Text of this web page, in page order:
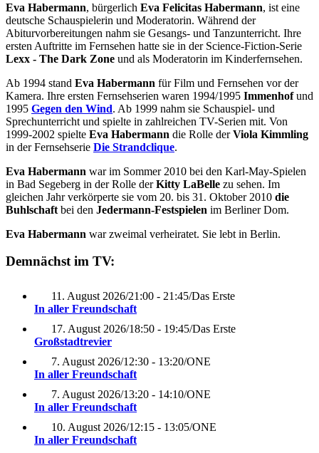
Eva Habermann, bürgerlich Eva Felicitas Habermann, ist eine
deutsche Schauspielerin und Moderatorin. Während der
Abiturvorbereitungen nahm sie Gesangs- und Tanzunterricht. Ihre
ersten Auftritte im Fernsehen hatte sie in der Science-Fiction-Serie
Lexx - The Dark Zone und als Moderatorin im Kinderfernsehen.
Ab 1994 stand Eva Habermann für Film und Fernsehen vor der
Kamera. Ihre ersten Fernsehserien waren 1994/1995 Immenhofund
1995 Gegen den Wind. Ab 1999 nahm sie Schauspiel- und
Sprechunterricht und spielte in zahlreichen TV-Serien mit. Von
1999-2002 spielte Eva Habermann die Rolle derViola Kimmling
in der Fernsehserie Die Strandclique.
Eva Habermann war im Sommer 2010 bei den Karl-May-Spielen
in Bad Segeberg in der Rolle derKitty LaBelle zu sehen. Im
gleichen Jahr verkörperte sie vom 20. bis 31. Oktober 2010 die
Buhlschaft bei den Jedermann-Festspielen im Berliner Dom.
Eva Habermann war zweimal verheiratet. Sie lebt in Berlin.
Demnächst im TV:
11. August 2026/21:00 - 21:45/Das Erste
In aller Freundschaft
17. August 2026/18:50 - 19:45/Das Erste
Großstadtrevier
7. August 2026/12:30 - 13:20/ONE
In aller Freundschaft
7. August 2026/13:20 - 14:10/ONE
In aller Freundschaft
10. August 2026/12:15 - 13:05/ONE
In aller Freundschaft